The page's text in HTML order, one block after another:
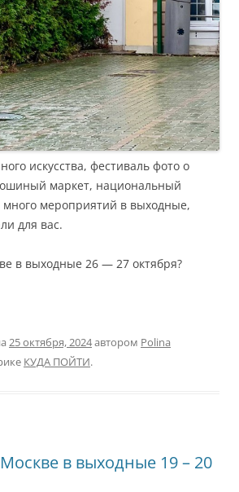
искусства, фестиваль фото о
маркет, национальный
мероприятий в выходные,
для вас.
в выходные 26 — 27 октября?
25 октября, 2024автором Polina
КУДА ПОЙТИ.
в выходные 19 – 20